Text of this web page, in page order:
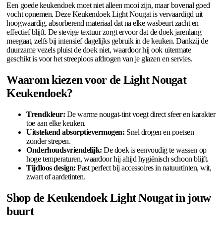
Een goede keukendoek moet niet alleen mooi zijn, maar bovenal goed
vocht opnemen. Deze Keukendoek Light Nougat is vervaardigd uit
hoogwaardig, absorberend materiaal dat na elke wasbeurt zacht en
effectief blijft. De stevige textuur zorgt ervoor dat de doek jarenlang
meegaat, zelfs bij intensief dagelijks gebruik in de keuken. Dankzij de
duurzame vezels pluist de doek niet, waardoor hij ook uitermate
geschikt is voor het streeploos afdrogen van je glazen en servies.
Waarom kiezen voor de Light Nougat
Keukendoek?
Trendkleur: De warme nougat-tint voegt direct sfeer en karakter
toe aan elke keuken.
Uitstekend absorptievermogen: Snel drogen en poetsen
zonder strepen.
Onderhoudsvriendelijk: De doek is eenvoudig te wassen op
hoge temperaturen, waardoor hij altijd hygiënisch schoon blijft.
Tijdloos design: Past perfect bij accessoires in natuurtinten, wit,
zwart of aardetinten.
Shop de Keukendoek Light Nougat in jouw
buurt